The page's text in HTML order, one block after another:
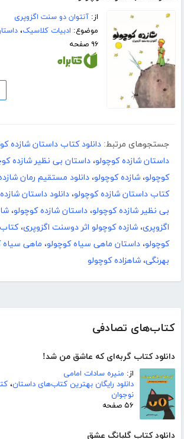
کتاب‌های تصادفی
دانلود کتاب گربه‌ای که عاشق من شد!
از: منیره سادات امامی
دانلود رایگان بهترین کتاب‌های داستان،
نوجوان
۵۶ صفحه
دانلود کتاب گلبانگ عشق
از:آنتوان دو سنت اگزوپری
موضوع: ادبیات کلاسیک،
۹۶ صفحه
جستجوهای مرتبط: دانلود کتاب داستان شازده
داستان شازده کوچولو، داستان بی نظیر شازده
کوچولو، شازده کوچولو، دانلود مستقیم رمان
کتاب داستان شازده کوچولو، دانلود داستان
بی نظیر شازده کوچولو، داستان شازده کوچولو،
اگزوپری، شازده کوچولو اثر دوسنت اگزوپری،
کوچولو، داستان ماهی سیاه کوچولو، ماهی
بهرنگی، شاهزاده کوچولو